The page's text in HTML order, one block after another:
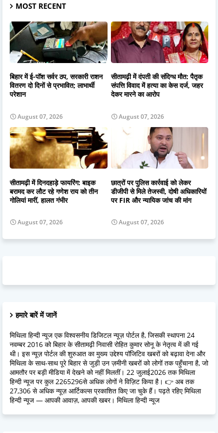
MOST RECENT
बिहार में ई-पॉश सर्वर ठप, सरकारी राशन
वितरण दो दिनों से प्रभावित; लाभार्थी
परेशान
August 07, 2026
सीतामढ़ी में दंपती की संदिग्ध मौत: पैतृक
संपत्ति विवाद में हत्या का केस दर्ज, जहर
देकर मारने का आरोप
August 07, 2026
सीतामढ़ी में दिनदहाड़े फायरिंग: बाइक
बरामद कर लौट रहे गणेश राय को तीन
गोलियां मारीं, हालत गंभीर
August 07, 2026
छात्रों पर पुलिस कार्रवाई को लेकर
डीजीपी से मिले तेजस्वी, दोषी अधिकारियों
पर FIR और न्यायिक जांच की मांग
August 07, 2026
हमारे बारें में जानें
मिथिला हिन्दी न्यूज एक विश्वसनीय डिजिटल न्यूज़ पोर्टल है, जिसकी स्थापना 24
नवम्बर 2016 को बिहार के सीतामढ़ी निवासी रोहित कुमार सोनू के नेतृत्व में की गई
थी। इस न्यूज़ पोर्टल की शुरुआत का मुख्य उद्देश्य पॉजिटिव खबरों को बढ़ावा देना और
मिथिला के साथ-साथ पूरे बिहार से जुड़ी उन ज़मीनी खबरों को लोगों तक पहुँचाना है, जो
आमतौर पर बड़ी मीडिया में देखने को नहीं मिलतीं। 22 जुलाई2026 तक मिथिला
हिन्दी न्यूज पर कुल 2265296से अधिक लोगों ने विज़िट किया है। 👉 अब तक
27,306 से अधिक न्यूज़ आर्टिकल्स प्रकाशित किए जा चुके हैं। पढ़ते रहिए मिथिला
हिन्दी न्यूज — आपकी आवाज़, आपकी खबर। मिथिला हिन्दी न्यूज